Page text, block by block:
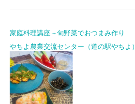
家庭料理講座～旬野菜でおつまみ作り
やちよ農業交流センター（道の駅やちよ）